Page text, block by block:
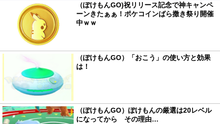
（ぽけもんGO)祝リリース記念で神キャンペ
ーンきたぁぁ！ポケコインばら撒き祭り開催
中ｗｗ
（ぽけもんGO）「おこう」の使い方と効果
は！
（ぽけもんGO）ぽけもんの厳選は20レベル
になってから その理由…